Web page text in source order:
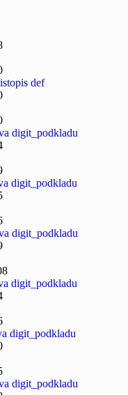
def
digit_podkladu
digit_podkladu
digit_podkladu
digit_podkladu
digit_podkladu
digit_podkladu